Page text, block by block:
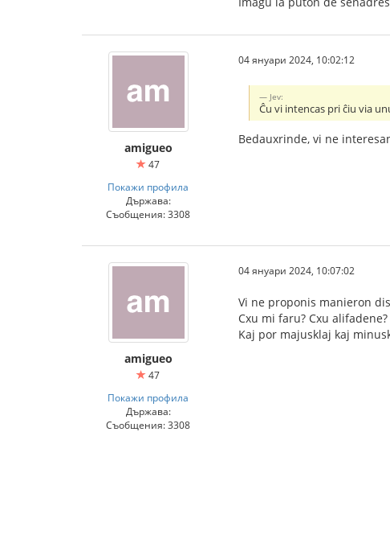
amigueo
47
Покажи профила
Държава:
Съобщения: 3308
04 януари 2024, 10:02:12
Jev:
Ĉu vi intencas pri ĉiu via
Bedauxrinde, vi ne
amigueo
47
Покажи профила
Държава:
Съобщения: 3308
04 януари 2024, 10:07:02
Vi ne proponis manieron
Cxu mi faru? Cxu alifadene?
Kaj por majusklaj kaj